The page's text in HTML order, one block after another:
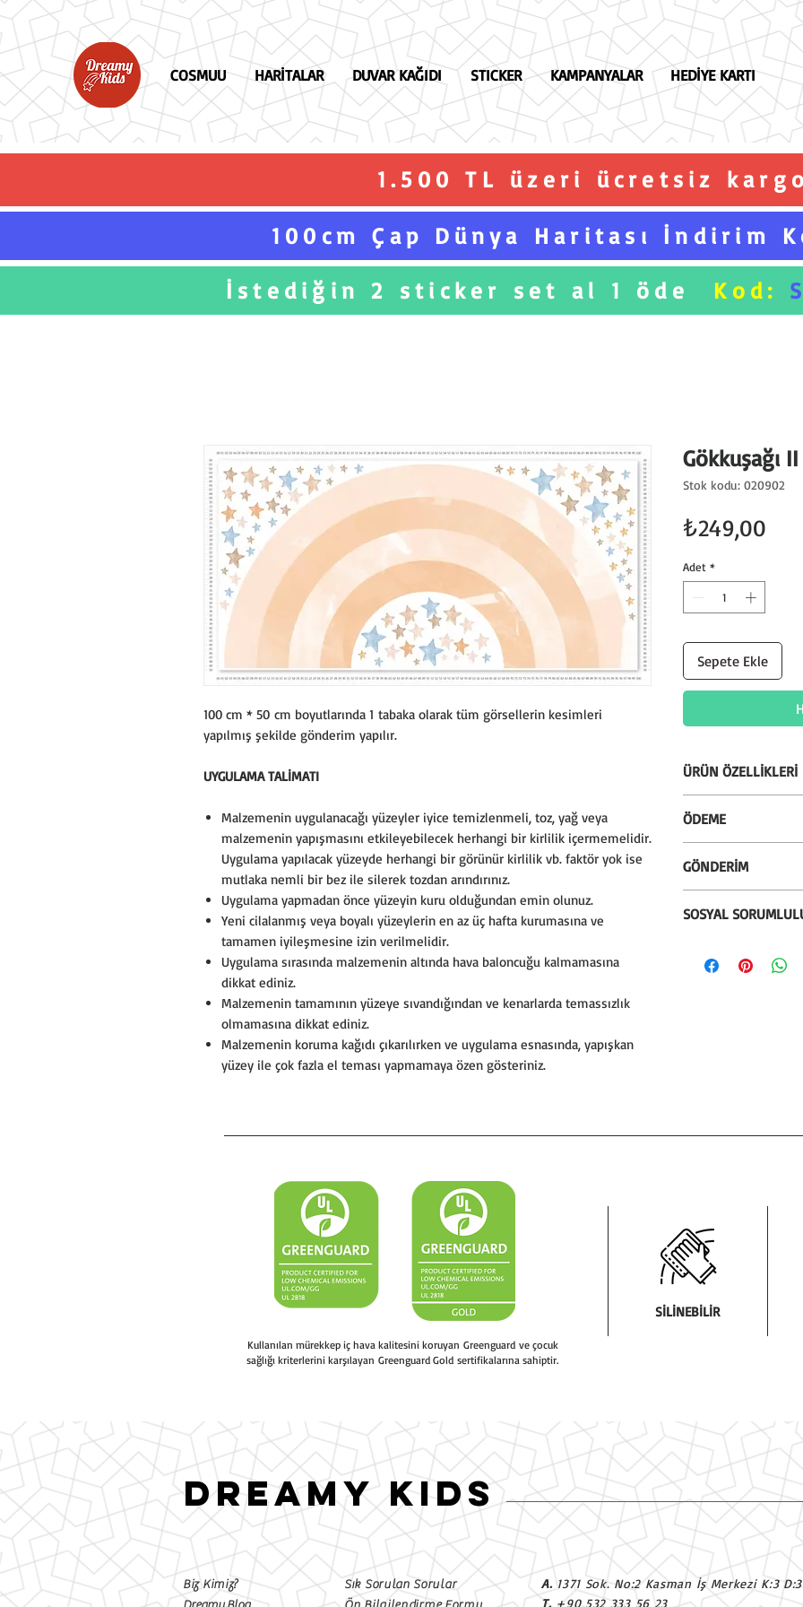
COSMUU HARİTALAR DUVAR KAĞIDI STICKER KAMPANYALAR HEDİYE KARTI
1.500 TL üzeri ücretsiz kargo
100cm Çap Dünya Haritası İndirim
İstediğin 2 sticker set al 1 öde Kod:
100 cm * 50 cm boyutlarında 1 tabaka olarak tüm görsellerin kesimleri
yapılmış şekilde gönderim yapılır.
UYGULAMA TALİMATI
Malzemenin uygulanacağı yüzeyler iyice temizlenmeli, toz, yağ veya
malzemenin yapışmasını etkileyebilecek herhangi bir kirlilik içermemelidir.
Uygulama yapılacak yüzeyde herhangi bir görünür kirlilik vb. faktör yok ise
mutlaka nemli bir bez ile silerek tozdan arındırınız.
Uygulama yapmadan önce yüzeyin kuru olduğundan emin olunuz.
Yeni cilalanmış veya boyalı yüzeylerin en az üç hafta kurumasına ve
tamamen iyileşmesine izin verilmelidir.
Uygulama sırasında malzemenin altında hava baloncuğu kalmamasına
dikkat ediniz.
Malzemenin tamamının yüzeye sıvandığından ve kenarlarda temassızlık
olmamasına dikkat ediniz.
Malzemenin koruma kağıdı çıkarılırken ve uygulama esnasında, yapışkan
yüzey ile çok fazla el teması yapmamaya özen gösteriniz.
Gökkuşağı
Stok kodu: 020902
₺249,00
Adet *
Sepete Ekle
ÜRÜN ÖZELLİKLERİ
silinebilir.
* Almanya'dan
kullanılmaktadır.
* İstenildiği zaman
* Kullanılan
Greenguard Gold
ÖDEME
seçeneği ile
* Kredi kartına 12
bankanızın vade
sağlanmaktadır.
GÖNDERİM
100 TL altındaki
* Ürün, kırılmaz
SOSYAL
%3'ünü sosyal
SİLİNEBİLİR
Kullanılan mürekkep iç hava kalitesini koruyan Greenguard ve çocuk
sağlığı kriterlerini karşılayan Greenguard Gold sertifikalarına sahiptir.
DREAMY KIDS
Biz Kimiz?
Sık Sorulan Sorular
A.1371 Sok. No:2 Kasman İş Merkezi K:3
T.+90 532 333 56 23